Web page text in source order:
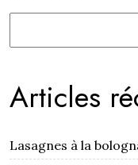
Articles
Lasagnes à la